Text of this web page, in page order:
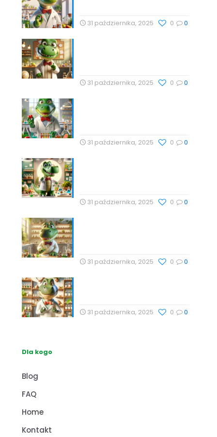
31 października, 2025 0
0
31 października, 2025 0
0
31 października, 2025 0
0
31 października, 2025 0
0
31 października, 2025 0
0
31 października, 2025 0
0
Dla kogo
Blog
FAQ
Home
Kontakt